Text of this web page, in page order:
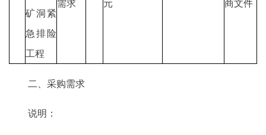
矿洞紧
急排险
工程
二、采购需求
说明：